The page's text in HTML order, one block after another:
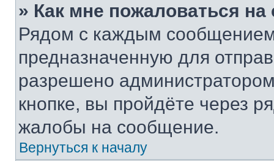
» Как мне пожаловаться
Рядом с каждым сообщением
предназначенную для
разрешено
кнопке, вы пройдёте через
жалобы на сообщение.
Вернуться к началу